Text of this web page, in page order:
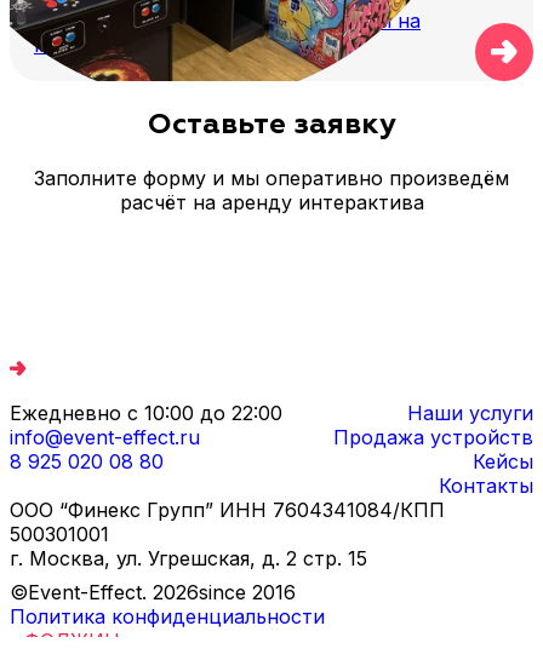
Как разместить аркадные аппараты на
мероприятии
Оставьте заявку
Заполните форму и мы оперативно произведём
расчёт на аренду интерактива
Ежедневно с 10:00 до 22:00
info@event-effect.ru
8 925 020 08 80
Наши услуги
Продажа устройств
Кейсы
Контакты
ООО “Финекс Групп” ИНН 7604341084/КПП
500301001
г. Москва, ул. Угрешская, д. 2 стр. 15
©Event-Effect. 2026since 2016
Политика конфиденциальности
ФОДЖИН